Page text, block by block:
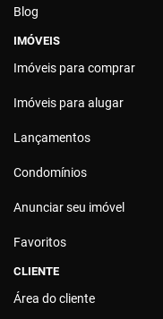
Blog
IMÓVEIS
Imóveis para comprar
Imóveis para alugar
Lançamentos
Condomínios
Anunciar seu imóvel
Favoritos
CLIENTE
Área do cliente